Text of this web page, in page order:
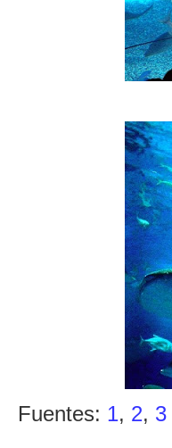
Fuentes: 1, 2, 3